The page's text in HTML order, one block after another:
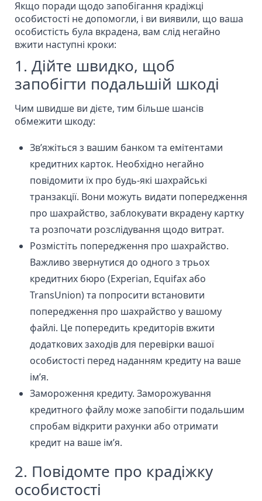
Якщо поради щодо запобігання крадіжці
особистості не допомогли, і ви виявили, що ваша
особистість була вкрадена, вам слід негайно
вжити наступні кроки:
1. Дійте швидко, щоб
запобігти подальшій шкоді
Чим швидше ви дієте, тим більше шансів
обмежити шкоду:
Зв’яжіться з вашим банком та емітентами
кредитних карток. Необхідно негайно
повідомити їх про будь-які шахрайські
транзакції. Вони можуть видати попередження
про шахрайство, заблокувати вкрадену картку
та розпочати розслідування щодо витрат.
Розмістіть попередження про шахрайство.
Важливо звернутися до одного з трьох
кредитних бюро (Experian, Equifax або
TransUnion) та попросити встановити
попередження про шахрайство у вашому
файлі. Це попередить кредиторів вжити
додаткових заходів для перевірки вашої
особистості перед наданням кредиту на ваше
ім’я.
Замороження кредиту. Заморожування
кредитного файлу може запобігти подальшим
спробам відкрити рахунки або отримати
кредит на ваше ім’я.
2. Повідомте про крадіжку
особистості